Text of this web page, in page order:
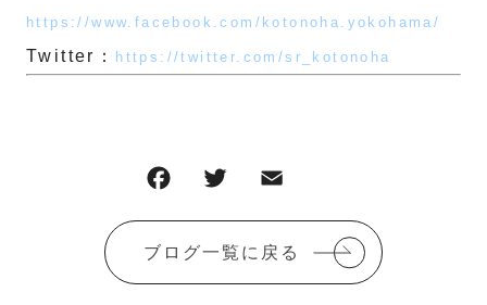
https://www.facebook.com/kotonoha.yokohama/
Twitter： https://twitter.com/sr_kotonoha
F
a
c
e
T
w
it
te
m
ai
l
有
ブログ一覧に戻る